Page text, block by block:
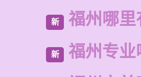
新 福州哪里
新 福州专业